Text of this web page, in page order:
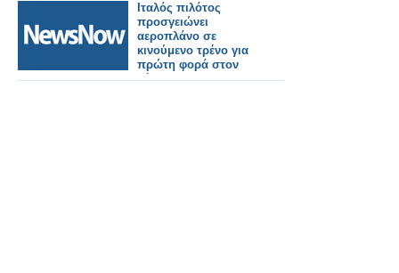
Ιταλός πιλότος
προσγειώνει
αεροπλάνο σε
κινούμενο τρένο για
πρώτη φορά στον
κόσμο!